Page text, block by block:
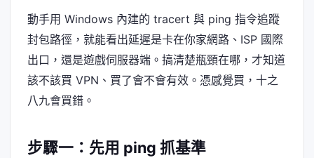
動手用 Windows 內建的 tracert 與 ping 指令追蹤
封包路徑，就能看出延遲是卡在你家網路、ISP 國際
出口，還是遊戲伺服器端。搞清楚瓶頸在哪，才知道
該不該買 VPN、買了會不會有效。憑感覺買，十之
八九會買錯。
步驟一：先用 ping 抓基準